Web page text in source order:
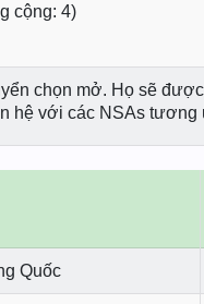
cộng: 4)
chọn mở. Họ sẽ
hệ với các NSAs
Quốc